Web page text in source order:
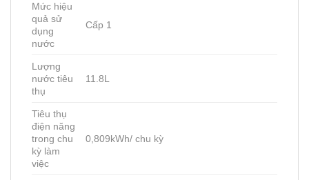
Mức hiệu
quả sử
dụng
nước
Cấp 1
Lượng
nước tiêu
thụ
11.8L
Tiêu thụ
điện năng
trong chu
kỳ làm
việc
0,809kWh/ chu kỳ